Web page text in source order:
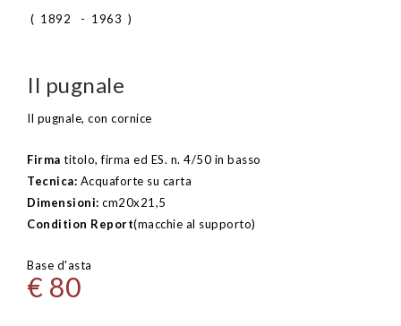
( 1892 - 1963 )
Il pugnale
Il pugnale, con cornice
Firma titolo, firma ed ES. n. 4/50 in basso
Tecnica: Acquaforte su carta
Dimensioni: cm20x21,5
Condition Report(macchie al supporto)
Base d'asta
€ 80